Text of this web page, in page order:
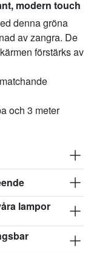
modern touch
denna gröna
av zangra. De
förstärks av
och 3 meter
lampor